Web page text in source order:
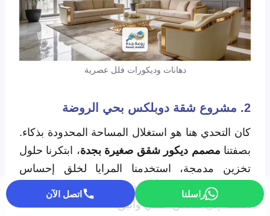
دهانات وديكورات فلل عصرية
2. مشروع شقة دوبلكس بحي الروضة
كان التحدي هنا هو استغلال المساحة المحدودة بذكاء.
بصفتنا مصمم ديكور شقق صغيرة بجدة، ابتكرنا حلول
تخزين مدمجة، استخدمنا المرايا لخلق إحساس
بالاتساع، وصممنا أثاثاً متعدد الاستخدامات، مما حول
الشقة إلى مسكن عملي وأنيق.
راسلنا اتصل الآن